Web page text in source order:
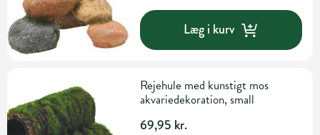
Læg i kurv
Rejehule med kunstigt mos
akvariedekoration, small
69,95 kr.